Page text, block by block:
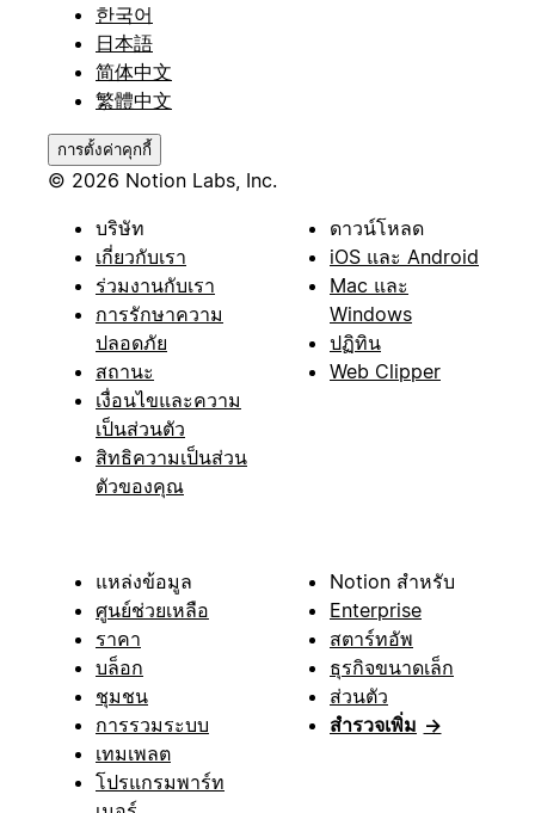
한국어
日本語
简体中文
繁體中文
การตั้งค่าคุกกี้
© 2026 Notion Labs, Inc.
บริษัท
เกี่ยวกับเรา
ร่วมงานกับเรา
การรักษาความ
ปลอดภัย
สถานะ
เงื่อนไขและความ
เป็นส่วนตัว
สิทธิความเป็นส่วน
ตัวของคุณ
ดาวน์โหลด
iOS และ Android
Mac และ
Windows
ปฏิทิน
Web Clipper
แหล่งข้อมูล
ศูนย์ช่วยเหลือ
ราคา
บล็อก
ชุมชน
การรวมระบบ
เทมเพลต
โปรแกรมพาร์ท
Notion สำหรับ
Enterprise
สตาร์ทอัพ
ธุรกิจขนาดเล็ก
ส่วนตัว
สำรวจเพิ่ม →